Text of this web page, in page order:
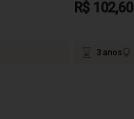
R$ 102,60
3 anos